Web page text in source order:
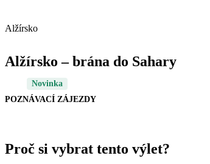
Alžírsko
Alžírsko – brána do Sahary
Novinka
POZNÁVACÍ ZÁJEZDY
Proč si vybrat tento výlet?